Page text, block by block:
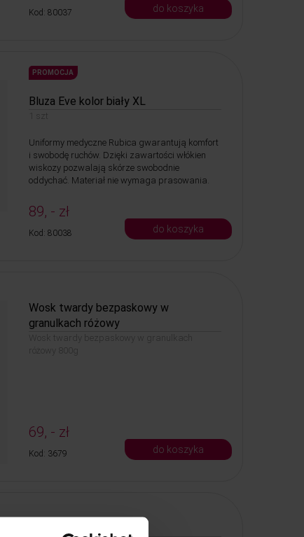
Kod: 80037 do koszyka
PROMOCJA
Bluza Eve kolor biały XL
1 szt
Uniformy medyczne Rubica gwarantują komfort
i swobodę ruchów. Dzięki zawartości włókien
wiskozy pozwalają skórze swobodnie
oddychać. Materiał nie wymaga prasowania.
89, - zł
Kod: 80038 do koszyka
Wosk twardy bezpaskowy w
granulkach różowy
Wosk twardy bezpaskowy w granulkach
różowy 800g
69, - zł
Kod: 3679 do koszyka